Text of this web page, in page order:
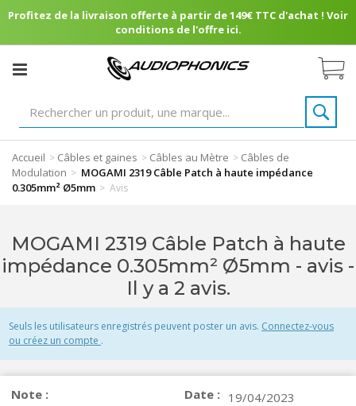
Profitez de la livraison offerte à partir de 149€ TTC d'achat ! Voir
conditions de l'offre ici.
Accueil > Câbles et gaines > Câbles au Mètre > Câbles de
Modulation > MOGAMI 2319 Câble Patch à haute impédance
0.305mm² Ø5mm > Avis
MOGAMI 2319 Câble Patch à haute
impédance 0.305mm² Ø5mm - avis -
Il y a 2 avis.
Seuls les utilisateurs enregistrés peuvent poster un avis. Connectez-vous
ou créez un compte .
Note : Date : 19/04/2023